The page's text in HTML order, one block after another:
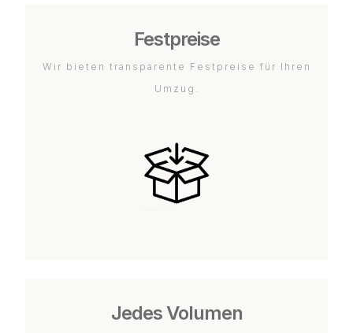
Festpreise
Wir bieten transparente Festpreise für Ihren
Umzug.
Jedes Volumen